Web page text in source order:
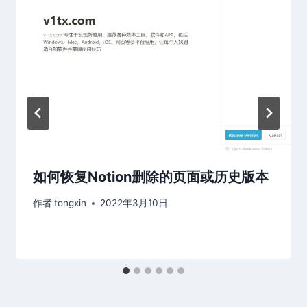
如何恢复Notion删除的页面或历史版本
作者tongxin 2022年3月10日